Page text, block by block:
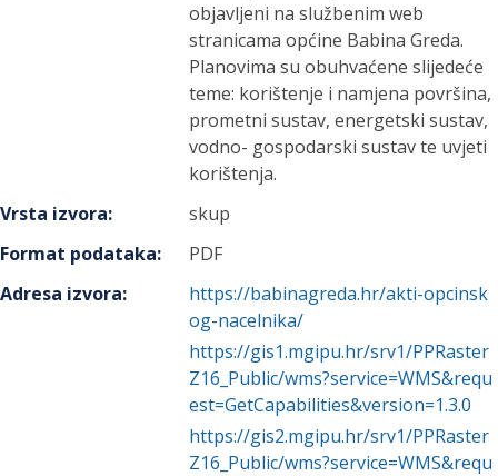
objavljeni na službenim web
stranicama općine Babina Greda.
Planovima su obuhvaćene slijedeće
teme: korištenje i namjena površina,
prometni sustav, energetski sustav,
vodno- gospodarski sustav te uvjeti
korištenja.
Vrsta izvora:
skup
Format podataka:
PDF
Adresa izvora:
https://babinagreda.hr/akti-opcinsk
og-nacelnika/
https://gis1.mgipu.hr/srv1/PPRaster
Z16_Public/wms?service=WMS&requ
est=GetCapabilities&version=1.3.0
https://gis2.mgipu.hr/srv1/PPRaster
Z16_Public/wms?service=WMS&requ